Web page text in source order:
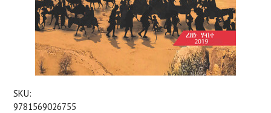
SKU:
9781569026755